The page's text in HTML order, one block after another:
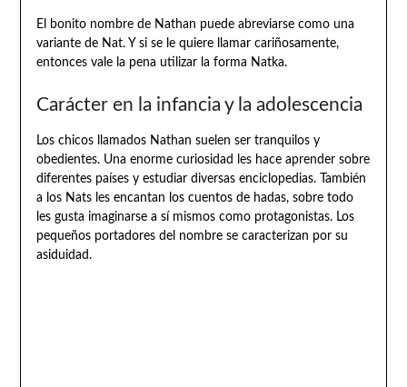
El bonito nombre de Nathan puede abreviarse como una
variante de Nat. Y si se le quiere llamar cariñosamente,
entonces vale la pena utilizar la forma Natka.
Carácter en la infancia y la adolescencia
Los chicos llamados Nathan suelen ser tranquilos y
obedientes. Una enorme curiosidad les hace aprender sobre
diferentes países y estudiar diversas enciclopedias. También
a los Nats les encantan los cuentos de hadas, sobre todo
les gusta imaginarse a sí mismos como protagonistas. Los
pequeños portadores del nombre se caracterizan por su
asiduidad.